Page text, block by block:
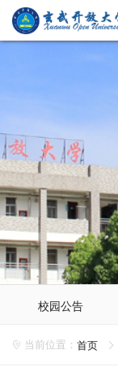
校园公告
首页